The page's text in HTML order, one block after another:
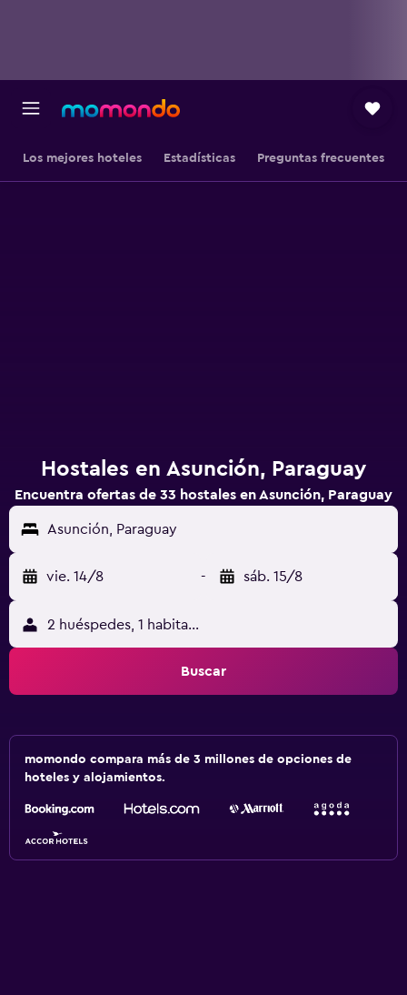
Los mejores hoteles Estadísticas Preguntas frecuentes
Hostales en Asunción, Paraguay
Encuentra ofertas de 33 hostales en Asunción, Paraguay
Asunción, Paraguay
vie. 14/8 - sáb. 15/8
2 huéspedes, 1 habitación
Buscar
momondo compara más de 3 millones de opciones de
hoteles y alojamientos.